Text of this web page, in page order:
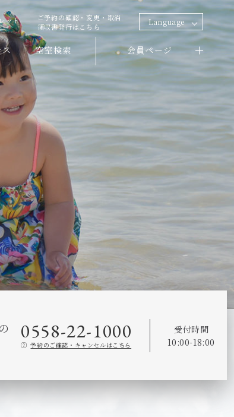
ット
ご予約の確認・変更・取消
領収書発行はこちら
Language
空室検索 会員ページ
0558-22-1000
予約のご確認・キャンセルはこちら
受付時間
10:00-18:00